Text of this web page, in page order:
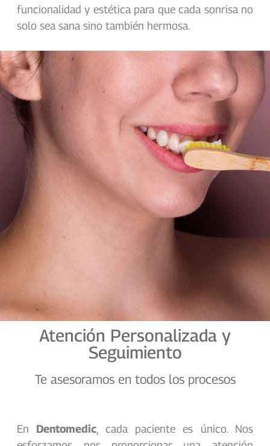
funcionalidad y estética para que cada sonrisa no
solo sea sana sino también hermosa.
Atención Personalizada y
Seguimiento
Te asesoramos en todos los procesos
En Dentomedic , cada paciente es único. Nos